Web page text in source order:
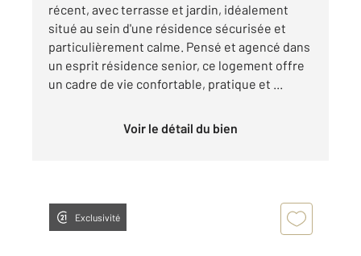
récent, avec terrasse et jardin, idéalement
situé au sein d'une résidence sécurisée et
particulièrement calme. Pensé et agencé dans
un esprit résidence senior, ce logement offre
un cadre de vie confortable, pratique et ...
Voir le détail du bien
Exclusivité